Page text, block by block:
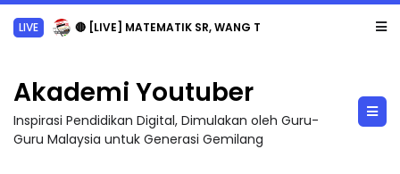
LIVE 🔴 [LIVE] MATEMATIK SR, WANG TAHUN 6 OLEH CIKGU ANITA #ALLINONE #141 #...
Akademi Youtuber
Inspirasi Pendidikan Digital, Dimulakan oleh Guru-
Guru Malaysia untuk Generasi Gemilang